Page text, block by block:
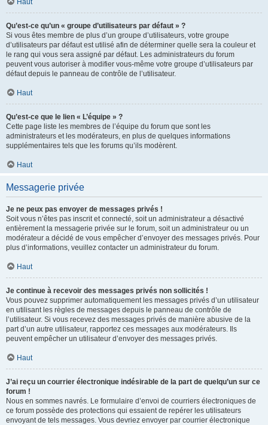
Haut
Qu’est-ce qu’un « groupe d’utilisateurs par défaut » ?
Si vous êtes membre de plus d’un groupe d’utilisateurs, votre groupe
d’utilisateurs par défaut est utilisé afin de déterminer quelle sera la couleur et
le rang qui vous sera assigné par défaut. Les administrateurs du forum
peuvent vous autoriser à modifier vous-même votre groupe d’utilisateurs par
défaut depuis le panneau de contrôle de l’utilisateur.
Haut
Qu’est-ce que le lien « L’équipe » ?
Cette page liste les membres de l’équipe du forum que sont les
administrateurs et les modérateurs, en plus de quelques informations
supplémentaires tels que les forums qu’ils modèrent.
Haut
Messagerie privée
Je ne peux pas envoyer de messages privés !
Soit vous n’êtes pas inscrit et connecté, soit un administrateur a désactivé
entièrement la messagerie privée sur le forum, soit un administrateur ou un
modérateur a décidé de vous empêcher d’envoyer des messages privés. Pour
plus d’informations, veuillez contacter un administrateur du forum.
Haut
Je continue à recevoir des messages privés non sollicités !
Vous pouvez supprimer automatiquement les messages privés d’un utilisateur
en utilisant les règles de messages depuis le panneau de contrôle de
l’utilisateur. Si vous recevez des messages privés de manière abusive de la
part d’un autre utilisateur, rapportez ces messages aux modérateurs. Ils
peuvent empêcher un utilisateur d’envoyer des messages privés.
Haut
J’ai reçu un courrier électronique indésirable de la part de quelqu’un sur ce
forum !
Nous en sommes navrés. Le formulaire d’envoi de courriers électroniques de
ce forum possède des protections qui essaient de repérer les utilisateurs
envoyant de tels messages. Vous devriez envoyer par courrier électronique